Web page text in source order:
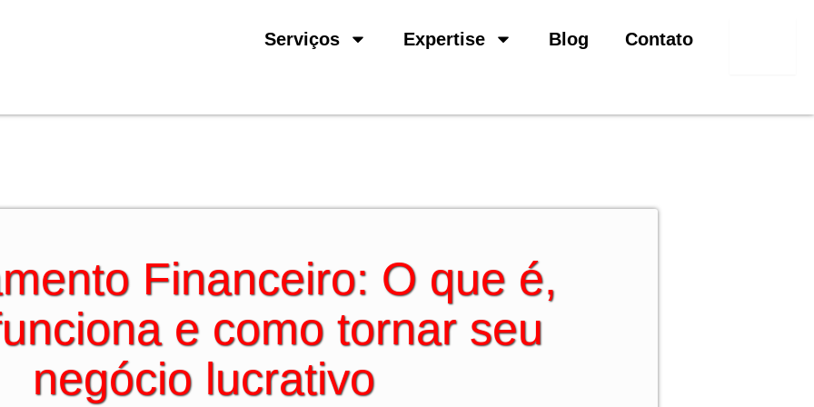
Serviços Expertise Blog Contato
Financeiro: O que é,
e como tornar seu
negócio lucrativo